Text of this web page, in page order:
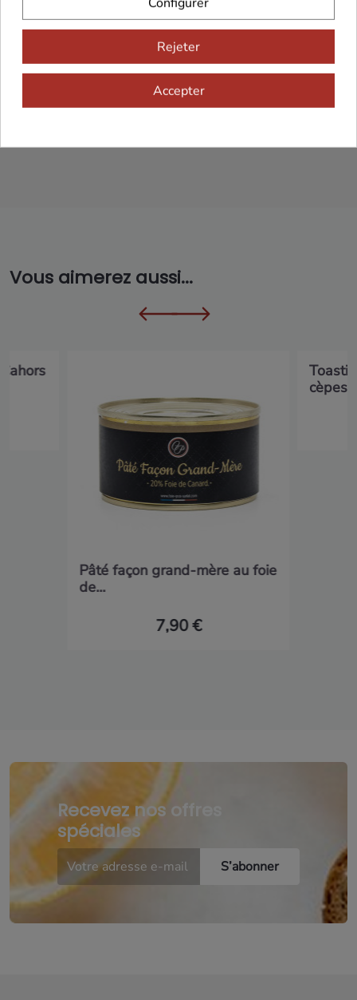
Franco de port 79€ Livraison 24h/48h
Vous aimerez aussi...
Pâté façon grand-mère au foie
de...
7,90 €
cèpes
Recevez nos offres
spéciales
Rejeter
Accepter